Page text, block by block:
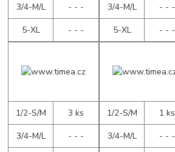
3/4-M/L
- - -
5-XL
- - -
3/4-M/L
- - -
5-XL
- - -
1/2-S/M
3 ks
3/4-M/L
- - -
1/2-S/M
1 ks
3/4-M/L
- - -